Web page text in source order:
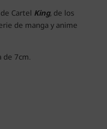
Cartel King, de los
de manga y anime
7cm.